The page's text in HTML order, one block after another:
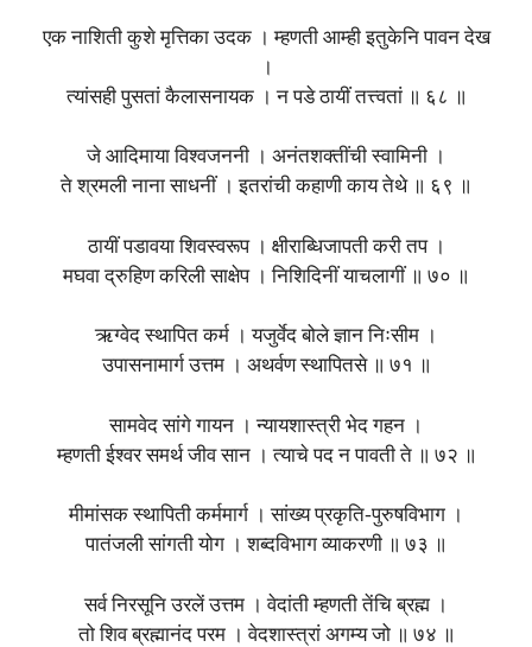
एक नाशिती कुशे मृत्तिका उदक । म्हणती आम्ही इतुकेनि पावन देख
।
त्यांसही पुसतां कैलासनायक । न पडे ठायीं तत्त्वतां ॥ ६८ ॥
जे आदिमाया विश्वजननी । अनंतशक्तींची स्वामिनी ।
ते श्रमली नाना साधनीं । इतरांची कहाणी काय तेथे ॥ ६९ ॥
ठायीं पडावया शिवस्वरूप । क्षीराब्धिजापती करी तप ।
मघवा द्रुहिण करिली साक्षेप । निशिदिनीं याचलागीं ॥ ७० ॥
ऋग्वेद स्थापित कर्म । यजुर्वेद बोले ज्ञान निःसीम ।
उपासनामार्ग उत्तम । अथर्वण स्थापितसे ॥ ७१ ॥
सामवेद सांगे गायन । न्यायशास्त्री भेद गहन ।
म्हणती ईश्वर समर्थ जीव सान । त्याचे पद न पावती ते ॥ ७२ ॥
मीमांसक स्थापिती कर्ममार्ग । सांख्य प्रकृति-पुरुषविभाग ।
पातंजली सांगती योग । शब्दविभाग व्याकरणी ॥ ७३ ॥
सर्व निरसूनि उरलें उत्तम । वेदांती म्हणती तेंचि ब्रह्म ।
तो शिव ब्रह्मानंद परम । वेदशास्त्रां अगम्य जो ॥ ७४ ॥